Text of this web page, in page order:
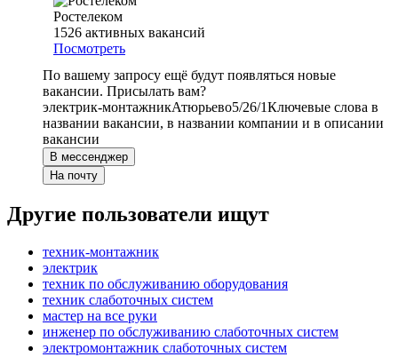
Ростелеком
1526 активных вакансий
Посмотреть
По вашему запросу ещё будут появляться новые
вакансии. Присылать вам?
электрик-монтажникАтюрьево5/26/1Ключевые слова в
названии вакансии, в названии компании и в описании
вакансии
В мессенджер
На почту
Другие пользователи ищут
техник-монтажник
электрик
техник по обслуживанию оборудования
техник слаботочных систем
мастер на все руки
инженер по обслуживанию слаботочных систем
электромонтажник слаботочных систем